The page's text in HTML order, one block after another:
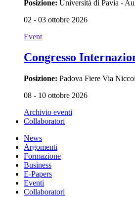
Posizione: Università di Pavia -
02 - 03 ottobre 2026
Event
Congresso
Posizione: Padova Fiere Via
08 - 10 ottobre 2026
Archivio eventi
Collaboratori
News
Argomenti
Formazione
Business
E-Papers
Eventi
Collaboratori